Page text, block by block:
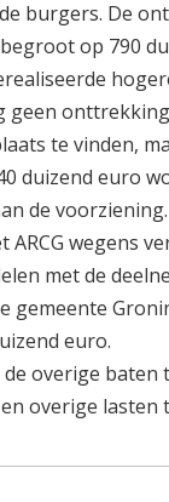
burgers. De
op 790
geen
te vinden,
duizend euro
de
ARCG wegens
met de
gemeente
euro.
de overige baten
overige lasten